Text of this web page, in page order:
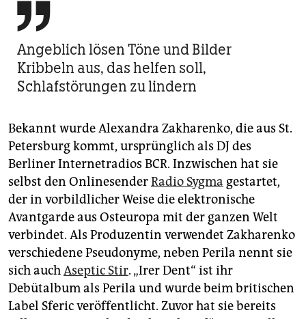

Angeblich lösen Töne und Bilder
Kribbeln aus, das helfen soll,
Schlafstörungen zu lindern
Bekannt wurde Alexandra Zakharenko, die aus St.
Petersburg kommt, ursprünglich als DJ des
Berliner Internetradios BCR. Inzwischen hat sie
selbst den OnlinesenderRadio Sygma gestartet,
der in vorbildlicher Weise die elektronische
Avantgarde aus Osteuropa mit der ganzen Welt
verbindet. Als Produzentin verwendet Zakharenko
verschiedene Pseudonyme, neben Perila nennt sie
sich auchAseptic Stir. „Irer Dent“ ist ihr
Debütalbum als Perila und wurde beim britischen
Label Sferic veröffentlicht. Zuvor hat sie bereits